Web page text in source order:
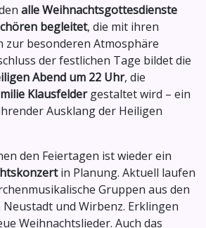
alle Weihnachtsgottesdienste
begleitet, die mit ihren
zur besonderen Atmosphäre
der festlichen Tage bildet die
Abend um 22 Uhr, die
Klausfeldergestaltet wird – ein
Ausklang der Heiligen
den Feiertagen ist wieder ein
in Planung. Aktuell laufen
Gruppen aus den
und Wirbenz. Erklingen
Weihnachtslieder. Auch das